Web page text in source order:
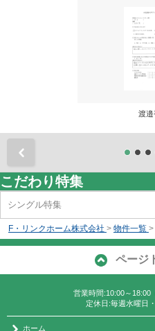
渡邉
こだわり特集
シングル特集
F・リンクホーム株式会社 > 物件一覧 >
ページ
営業時間:10:00～18:00
定休日:毎週水曜日
ホーム